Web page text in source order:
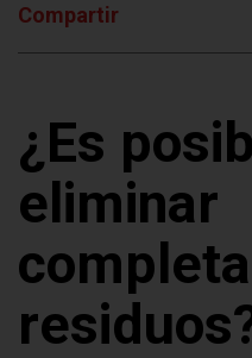
Compartir
¿Es
eliminar